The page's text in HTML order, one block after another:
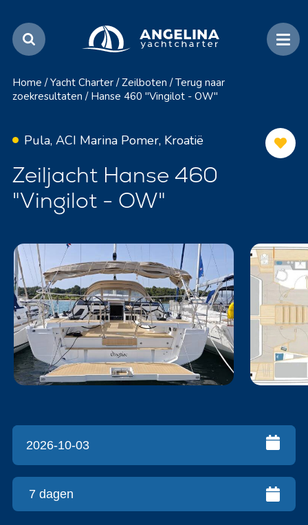
Home / Yacht Charter / Zeilboten / Terug naar
zoekresultaten / Hanse 460 "Vingilot - OW"
Pula, ACI Marina Pomer, Kroatië
Zeiljacht Hanse 460
"Vingilot - OW"